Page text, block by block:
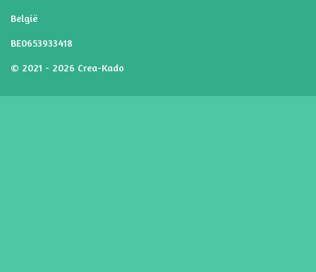
België
BE0653933418
© 2021 - 2026 Crea-Kado